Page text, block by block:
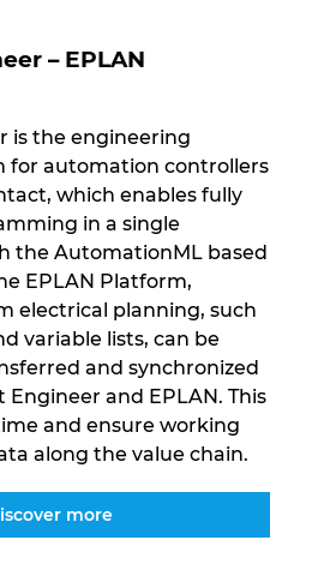
– EPLAN
is the engineering
for automation controllers
which enables fully
in a single
the AutomationML based
EPLAN Platform,
electrical planning, such
variable lists, can be
and synchronized
and EPLAN. This
and ensure working
along the value chain.
more